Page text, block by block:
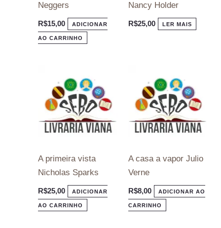
Neggers
R$15,00 ADICIONAR
AO CARRINHO
Nancy Holder
R$25,00 LER MAIS
A primeira vista
Nicholas Sparks
R$25,00 ADICIONAR
AO CARRINHO
A casa a vapor Julio
Verne
R$8,00 ADICIONAR AO
CARRINHO